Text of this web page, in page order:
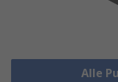
Alle